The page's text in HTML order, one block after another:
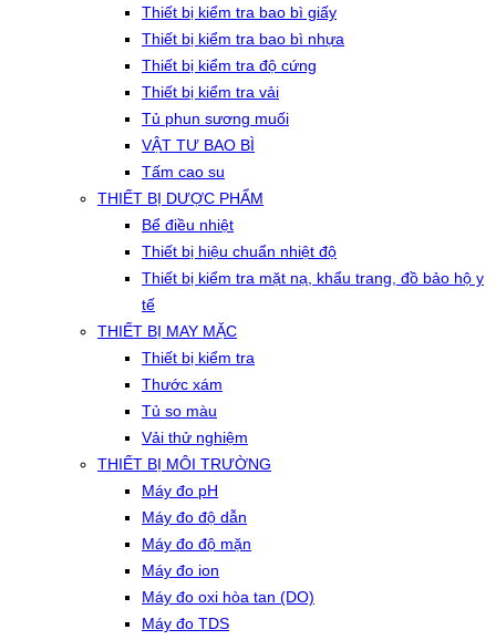
Thiết bị kiểm tra bao bì giấy
Thiết bị kiểm tra bao bì nhựa
Thiết bị kiểm tra độ cứng
Thiết bị kiểm tra vải
Tủ phun sương muối
VẬT TƯ BAO BÌ
Tấm cao su
THIẾT BỊ DƯỢC PHẨM
Bể điều nhiệt
Thiết bị hiệu chuẩn nhiệt độ
Thiết bị kiểm tra mặt nạ, khẩu trang, đồ bảo hộ y
tế
THIẾT BỊ MAY MẶC
Thiết bị kiểm tra
Thước xám
Tủ so màu
Vải thử nghiệm
THIẾT BỊ MÔI TRƯỜNG
Máy đo pH
Máy đo độ dẫn
Máy đo độ mặn
Máy đo ion
Máy đo oxi hòa tan (DO)
Máy đo TDS